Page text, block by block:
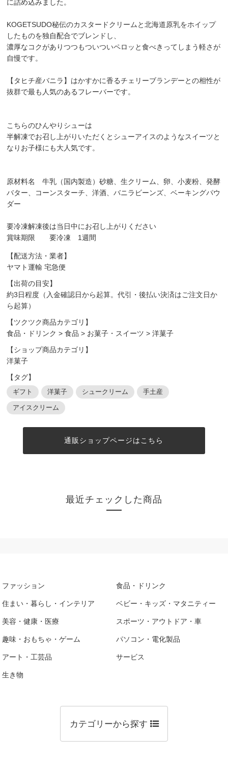
に詰め込みました。
KOGETSUDO秘伝のカスタードクリームと北海道原乳をホイップ
したものを独自配合でブレンドし、
濃厚なコクがありつつもついついペロッと食べきってしまう軽さが
自慢です。
【タヒチ産バニラ】はかすかに香るチェリーブランデーとの相性が
抜群で最も人気のあるフレーバーです。
こちらのひんやりシューは
半解凍でお召し上がりいただくとシューアイスのようなスイーツと
なりお子様にも大人気です。
原材料名 牛乳（国内製造）砂糖、生クリーム、卵、小麦粉、発酵
バター、コーンスターチ、洋酒、バニラビーンズ、ベーキングパウ
ダー
要冷凍解凍後は当日中にお召し上がりください
賞味期限 要冷凍 1週間
【配送方法・業者】
ヤマト運輸 宅急便
【出荷の目安】
約3日程度（入金確認日から起算。代引・後払い決済はご注文日か
ら起算）
【ツクツク商品カテゴリ】
食品・ドリンク >食品 > お菓子・スイーツ >洋菓子
【ショップ商品カテゴリ】
洋菓子
【タグ】
ギフト 洋菓子 シュークリーム 手土産
アイスクリーム
通販ショップページはこちら
最近チェックした商品
ファッション 食品・ドリンク
住まい・暮らし・インテリア ベビー・キッズ・マタニティー
美容・健康・医療 スポーツ・アウトドア・車
趣味・おもちゃ・ゲーム パソコン・電化製品
アート・工芸品 サービス
生き物
カテゴリーから探す